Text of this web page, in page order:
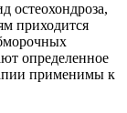
остеохондроза,
приходится
определенное
применимы к